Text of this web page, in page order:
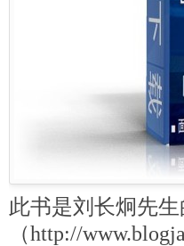
此书是刘长炯先
（http://